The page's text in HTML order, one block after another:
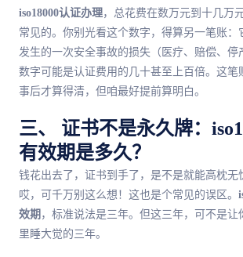
iso18000认证办理，总花费在数万元到十几万
常见的。你别光看这个数字，得算另一笔账：
发生的一次安全事故的损失（医疗、赔偿、停
数字可能是认证费用的几十甚至上百倍。这笔
事后才算得清，但咱最好提前算明白。
三、 证书不是永久牌：
有效期是多久？
钱花出去了，证书到手了，是不是就能高枕无
哎，可千万别这么想！这也是个常见的误区。
效期 ，标准说法是三年。但这三年，可不是让
里睡大觉的三年。